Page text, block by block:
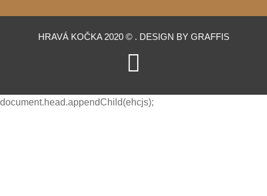
HRAVÁ KOČKA 2020 © . DESIGN BY GRAFFIS
document.head.appendChild(ehcjs);